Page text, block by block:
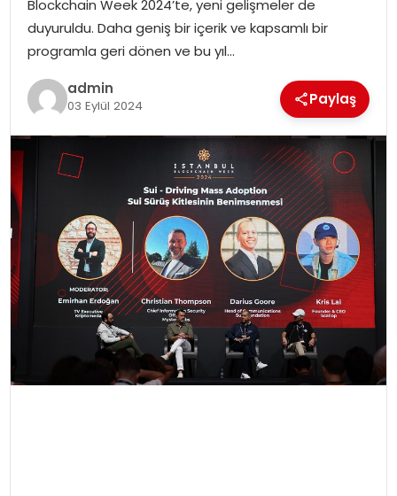
Blockchain Week 2024’te, yeni gelişmeler de
duyuruldu. Daha geniş bir içerik ve kapsamlı bir
programla geri dönen ve bu yıl…
admin
03 Eylül 2024 Paylaş